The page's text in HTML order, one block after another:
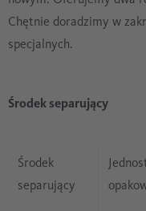
Chętnie doradzimy w
specjalnych.
Środek separujący
Środek
separujący